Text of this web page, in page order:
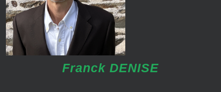
Franck DENISE